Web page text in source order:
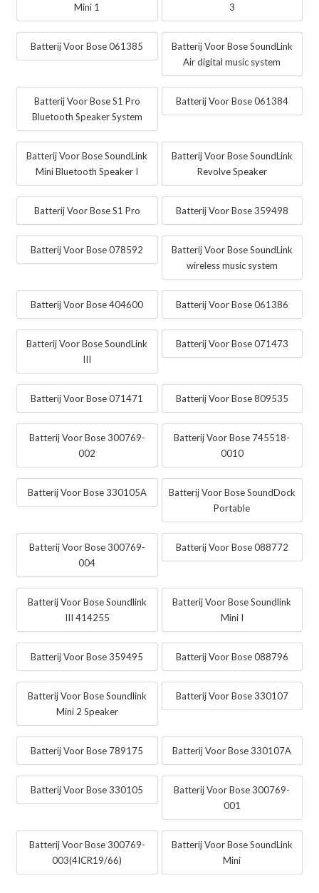
Mini 1
3
Batterij Voor Bose 061385
Batterij Voor Bose SoundLink
Air digital music system
Batterij Voor Bose S1 Pro
Bluetooth Speaker System
Batterij Voor Bose 061384
Batterij Voor Bose SoundLink
Mini Bluetooth Speaker I
Batterij Voor Bose SoundLink
Revolve Speaker
Batterij Voor Bose S1 Pro Batterij Voor Bose 359498
Batterij Voor Bose 078592
Batterij Voor Bose SoundLink
wireless music system
Batterij Voor Bose 404600 Batterij Voor Bose 061386
Batterij Voor Bose SoundLink
III
Batterij Voor Bose 071473
Batterij Voor Bose 071471 Batterij Voor Bose 809535
Batterij Voor Bose 300769-
002
Batterij Voor Bose 745518-
0010
Batterij Voor Bose 330105A
Batterij Voor Bose SoundDock
Portable
Batterij Voor Bose 300769-
004
Batterij Voor Bose 088772
Batterij Voor Bose Soundlink
III 414255
Batterij Voor Bose Soundlink
Mini I
Batterij Voor Bose 359495 Batterij Voor Bose 088796
Batterij Voor Bose Soundlink
Mini 2 Speaker
Batterij Voor Bose 330107
Batterij Voor Bose 789175 Batterij Voor Bose 330107A
Batterij Voor Bose 330105
Batterij Voor Bose 300769-
001
Batterij Voor Bose 300769-
003(4ICR19/66)
Batterij Voor Bose SoundLink
Mini